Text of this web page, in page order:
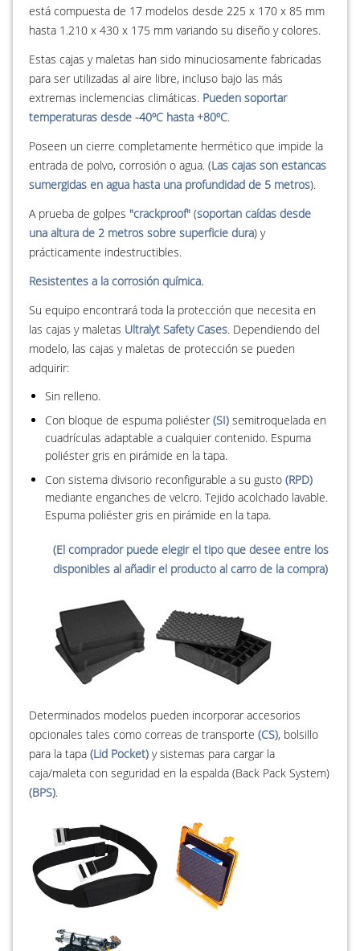
está compuesta de 17 modelos desde 225 x 170 x 85 mm
hasta 1.210 x 430 x 175 mm variando su diseño y colores.
Estas cajas y maletas han sido minuciosamente fabricadas
para ser utilizadas al aire libre, incluso bajo las más
extremas inclemencias climáticas. Pueden soportar
temperaturas desde -40ºC hasta +80ºC.
Poseen un cierre completamente hermético que impide la
entrada de polvo, corrosión o agua. (Las cajas son estancas
sumergidas en agua hasta una profundidad de 5 metros).
A prueba de golpes "crackproof" (soportan caídas desde
una altura de 2 metros sobre superficie dura) y
prácticamente indestructibles.
Resistentes a la corrosión química.
Su equipo encontrará toda la protección que necesita en
las cajas y maletas Ultralyt Safety Cases. Dependiendo del
modelo, las cajas y maletas de protección se pueden
adquirir:
Sin relleno.
Con bloque de espuma poliéster (SI) semitroquelada en
cuadrículas adaptable a cualquier contenido. Espuma
poliéster gris en pirámide en la tapa.
Con sistema divisorio reconfigurable a su gusto (RPD)
mediante enganches de velcro. Tejido acolchado lavable.
Espuma poliéster gris en pirámide en la tapa.
(El comprador puede elegir el tipo que desee entre los
disponibles al añadir el producto al carro de la compra)
Determinados modelos pueden incorporar accesorios
opcionales tales como correas de transporte (CS), bolsillo
para la tapa (Lid Pocket) y sistemas para cargar la
caja/maleta con seguridad en la espalda (Back Pack System)
(BPS).